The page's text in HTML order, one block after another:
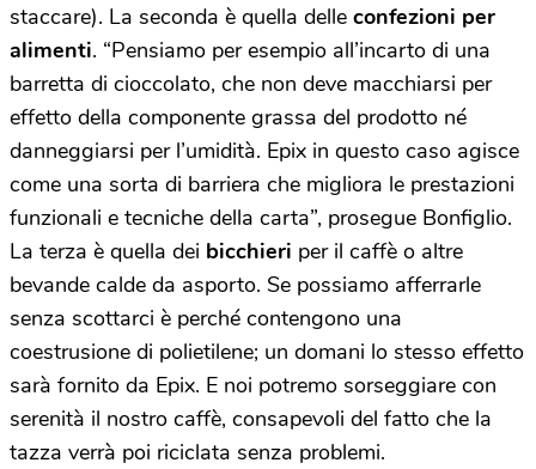
staccare). La seconda è quella delle confezioni per
alimenti. “Pensiamo per esempio all’incarto di una
barretta di cioccolato, che non deve macchiarsi per
effetto della componente grassa del prodotto né
danneggiarsi per l’umidità. Epix in questo caso agisce
come una sorta di barriera che migliora le prestazioni
funzionali e tecniche della carta”, prosegue Bonfiglio.
La terza è quella dei bicchieri per il caffè o altre
bevande calde da asporto. Se possiamo afferrarle
senza scottarci è perché contengono una
coestrusione di polietilene; un domani lo stesso effetto
sarà fornito da Epix. E noi potremo sorseggiare con
serenità il nostro caffè, consapevoli del fatto che la
tazza verrà poi riciclata senza problemi.